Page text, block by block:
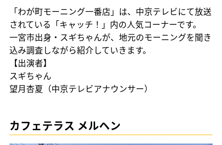
「わが町モーニング一番店」は、中京テレビにて放送
されている「キャッチ！」内の人気コーナーです。
一宮市出身・スギちゃんが、地元のモーニングを聞き
込み調査しながら紹介していきます。
【出演者】
スギちゃん
望月杏夏（中京テレビアナウンサー）
カフェテラス メルヘン